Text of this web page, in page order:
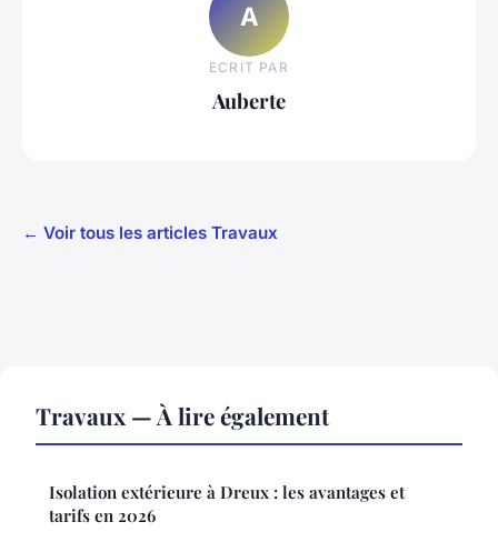
A
ECRIT PAR
Auberte
← Voir tous les articles Travaux
Travaux — À lire également
Isolation extérieure à Dreux : les avantages et
tarifs en 2026